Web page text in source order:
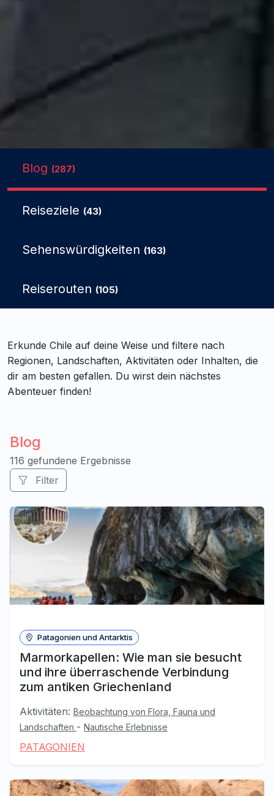
Blog (287)
Reiseziele (43)
Sehenswürdigkeiten (163)
Reiserouten (105)
Erkunde Chile auf deine Weise und filtere nach
Regionen, Landschaften, Aktivitäten oder Inhalten, die
dir am besten gefallen. Du wirst dein nächstes
Abenteuer finden!
Blog
116 gefundene Ergebnisse
Filter
Patagonien und Antarktis
Marmorkapellen: Wie man sie besucht
und ihre überraschende Verbindung
zum antiken Griechenland
Aktivitäten: Beobachtung von Flora, Fauna und
Landschaften - Nautische Erlebnisse
PATAGONIEN